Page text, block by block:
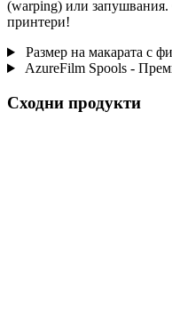
(warping) или
принтери!
Размер на макарата с
AzureFilm Spools -
Сходни продукти